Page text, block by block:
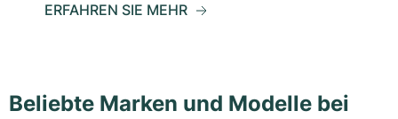
ERFAHREN SIE MEHR
Beliebte Marken und Modelle bei